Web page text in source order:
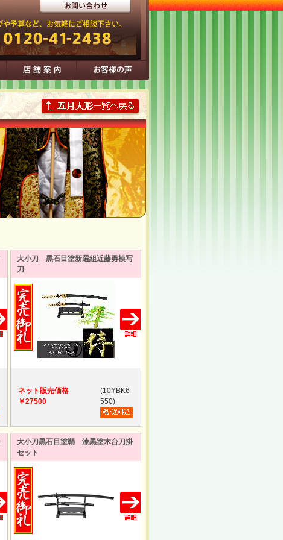
大小刀 黒石目塗新選組近藤勇模写
刀
ネット販売価格
￥27500
(10YBK6-
550)
大小刀黒石目塗鞘 漆黒塗木台刀掛
セット